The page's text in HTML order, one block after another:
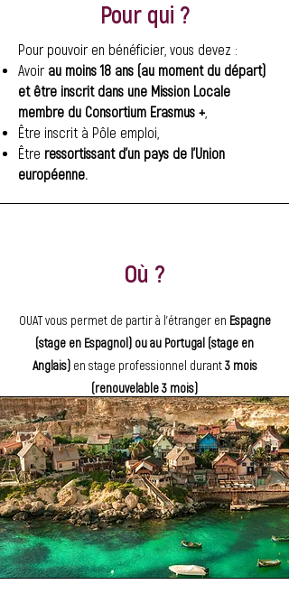
Pour qui ?
Pour pouvoir en bénéficier, vous devez :
Avoir au moins 18 ans (au moment du départ)
et être inscrit dans une Mission Locale
membre du Consortium Erasmus +,
Être inscrit à Pôle emploi,
Être ressortissant d’un pays de l’Union
européenne.
Où ?
OUAT vous permet de partir à l’étranger en Espagne
(stage en Espagnol) ou au Portugal (stage en
Anglais)en stage professionnel durant3 mois
(renouvelable 3 mois)
en savoir +